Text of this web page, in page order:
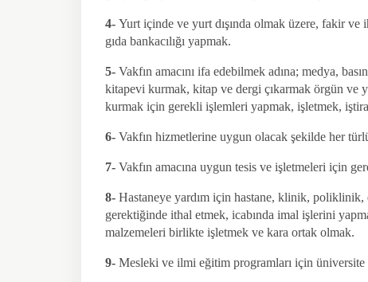
4- Yurt içinde ve yurt dışında olmak üzere, fakir ve
gıda bankacılığı yapmak.
5- Vakfın amacını ifa edebilmek adına; medya,
kitapevi kurmak, kitap ve dergi çıkarmak örgün ve
kurmak için gerekli işlemleri yapmak, işletmek,
6- Vakfın hizmetlerine uygun olacak şekilde her
7- Vakfın amacına uygun tesis ve işletmeleri için
8- Hastaneye yardım için hastane, klinik, poliklinik,
gerektiğinde ithal etmek, icabında imal işlerini
malzemeleri birlikte işletmek ve kara ortak olmak.
9- Mesleki ve ilmi eğitim programları için